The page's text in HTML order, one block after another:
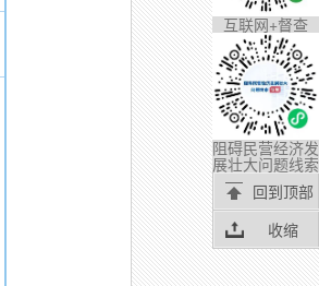
互联网+督查
阻碍民营经济发
展壮大问题线索
回到顶部
收缩